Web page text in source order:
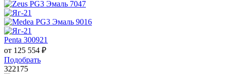
Penta 300921
от 125 554 ₽
Подобрать
322175